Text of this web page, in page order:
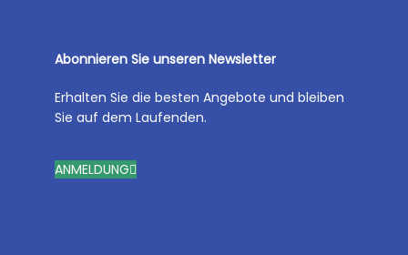
Abonnieren Sie unseren Newsletter
Erhalten Sie die besten Angebote und bleiben
Sie auf dem Laufenden.
ANMELDUNG